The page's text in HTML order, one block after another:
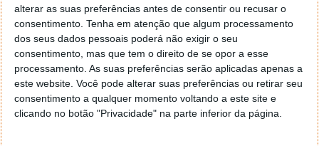
alterar as suas preferências antes de consentir ou recusar o
consentimento. Tenha em atenção que algum processamento
dos seus dados pessoais poderá não exigir o seu
consentimento, mas que tem o direito de se opor a esse
processamento. As suas preferências serão aplicadas apenas a
este website. Você pode alterar suas preferências ou retirar seu
consentimento a qualquer momento voltando a este site e
clicando no botão "Privacidade" na parte inferior da página.